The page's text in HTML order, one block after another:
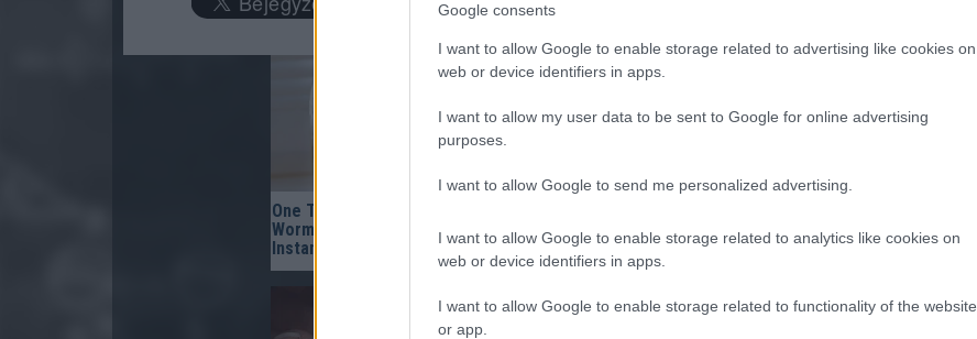
Google consents
I want to allow Google to enable storage related to advertising like cookies on
web or device identifiers in apps.
I want to allow my user data to be sent to Google for online advertising
purposes.
I want to allow Google to send me personalized advertising.
I want to allow Google to enable storage related to analytics like cookies on
web or device identifiers in apps.
I want to allow Google to enable storage related to functionality of the website
or app.
One Teaspoon And All The
Worms In The Body Die
Instantly
Or Armpit? It's The First Stage
Of...